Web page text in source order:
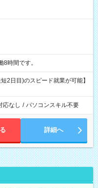
実働8時間です。
2日目)のスピード就業が可能】
応なし / パソコンスキル不要
詳細へ